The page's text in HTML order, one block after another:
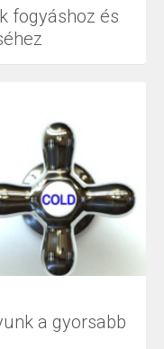
fogyáshoz és
a gyorsabb